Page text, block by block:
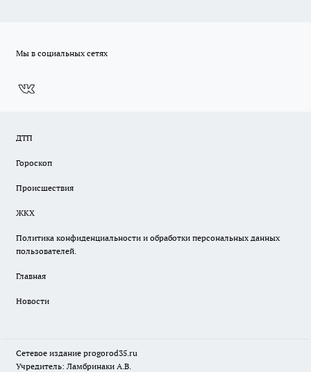
Мы в социальных сетях
ДТП
Гороскоп
Происшествия
ЖКХ
Политика конфиденциальности и обработки персональных данных
пользователей.
Главная
Новости
Сетевое издание progorod35.ru
Учредитель: Ламбринаки А.В.